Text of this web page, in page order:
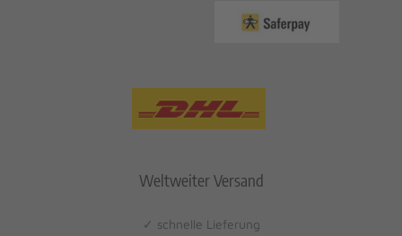
Weltweiter Versand
✓ schnelle Lieferung